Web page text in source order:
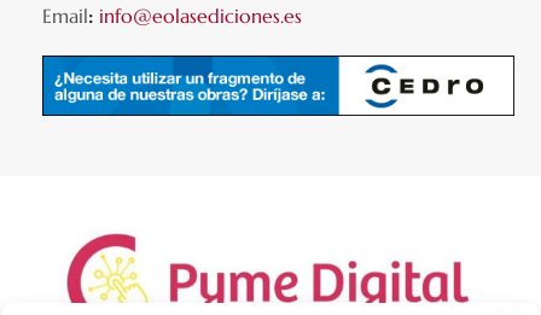
Email: info@eolasediciones.es